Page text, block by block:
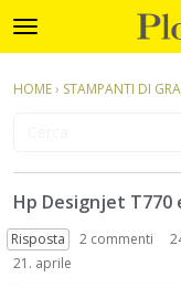
t
o
g
m
e
u
Discussioni
Attività
Accedi · Registrati
HOME› STAMPANTI DI
i
s
c
Hp Designjet T770
Risposta 2 commenti
21. aprile